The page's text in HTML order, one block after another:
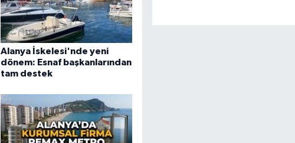
Alanya İskelesi'nde yeni
dönem: Esnaf başkanlarından
tam destek